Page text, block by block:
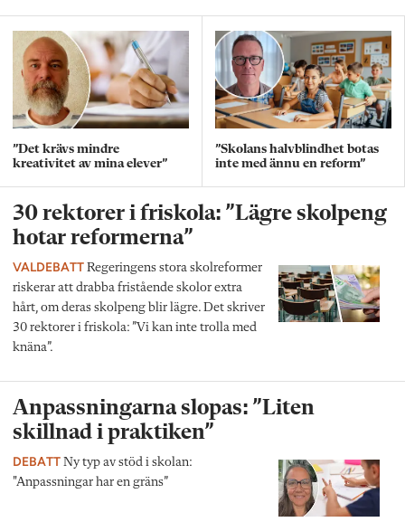
”Det krävs mindre
kreativitet av mina elever”
”Skolans halvblindhet botas
inte med ännu en reform”
30 rektorer i friskola: ”Lägre skolpeng
hotar reformerna”
VALDEBATT Regeringens stora skolreformer
riskerar att drabba fristående skolor extra
hårt, om deras skolpeng blir lägre. Det skriver
30 rektorer i friskola: ”Vi kan inte trolla med
knäna”.
Anpassningarna slopas: ”Liten
skillnad i praktiken”
DEBATT Ny typ av stöd i skolan:
"Anpassningar har en gräns”